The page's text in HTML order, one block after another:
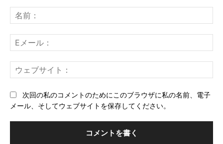
ン
ト：
前
メ
ー
ェ
次回の私のコメントのためにこのブラウザに私の名前、電子
メール、そしてウェブサイトを保存してください。